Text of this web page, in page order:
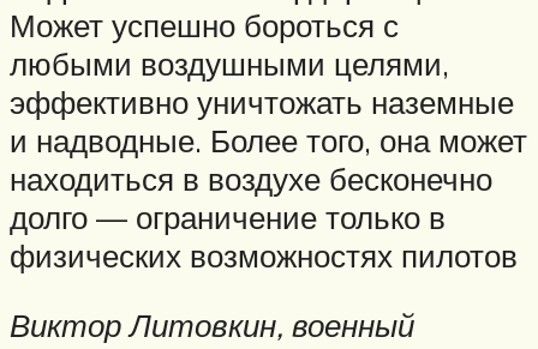
Может успешно бороться с
любыми воздушными целями,
эффективно уничтожать наземные
и надводные. Более того, она может
находиться в воздухе бесконечно
долго — ограничение только в
физических возможностях пилотов
Виктор Литовкин, военный